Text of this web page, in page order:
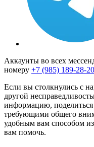
Аккаунты во всех
номеру +7 (985) 189-28-20
Если вы столкнулись с
другой
информацию,
требующими общего
удобным вам способом
вам помочь.